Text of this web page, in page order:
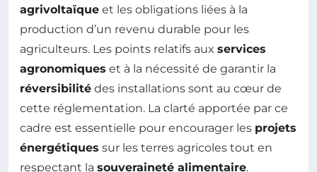
agrivoltaïque et les obligations liées à la
production d’un revenu durable pour les
agriculteurs. Les points relatifs aux services
agronomiques et à la nécessité de garantir la
réversibilité des installations sont au cœur de
cette réglementation. La clarté apportée par ce
cadre est essentielle pour encourager les projets
énergétiques sur les terres agricoles tout en
respectant la souveraineté alimentaire.